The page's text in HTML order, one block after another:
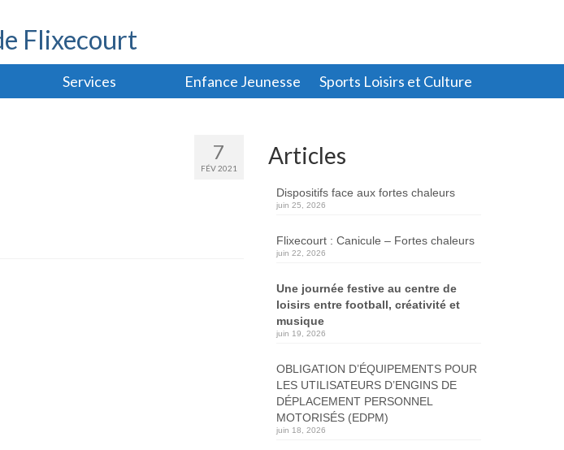
Services Enfance Jeunesse Sports Loisirs et Culture
7
FÉV 2021 Articles
Dispositifs face aux fortes chaleurs
juin 25, 2026
Flixecourt : Canicule – Fortes chaleurs
juin 22, 2026
Une journée festive au centre de
loisirs entre football, créativité et
musique
juin 19, 2026
OBLIGATION D’ÉQUIPEMENTS POUR
LES UTILISATEURS D’ENGINS DE
DÉPLACEMENT PERSONNEL
MOTORISÉS (EDPM)
juin 18, 2026